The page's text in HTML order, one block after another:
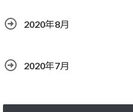
2020年8月
2020年7月